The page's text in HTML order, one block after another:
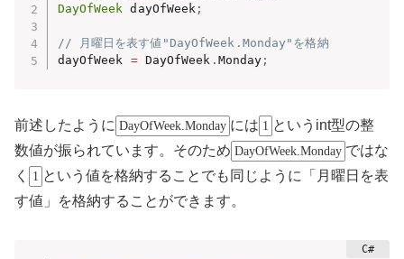
DayOfWeek dayOfWeek ;
// 月曜日を表す値"DayOfWeek.Monday"を格納
dayOfWeek = DayOfWeek . Monday ;
前述したように DayOfWeek.Monday には 1 というint型の整
数値が振られています。そのため DayOfWeek.Monday ではな
く
1 という値を格納することでも同じように「月曜日を表
す値」を格納することができます。